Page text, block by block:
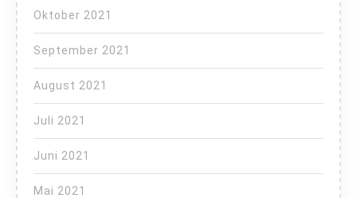
Oktober 2021
September 2021
August 2021
Juli 2021
Juni 2021
Mai 2021